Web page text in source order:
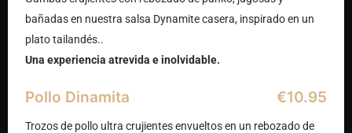
bañadas en nuestra salsa Dynamite casera, inspirado en un
plato tailandés..
Una experiencia atrevida e inolvidable.
Pollo Dinamita €10.95
Trozos de pollo ultra crujientes envueltos en un rebozado de